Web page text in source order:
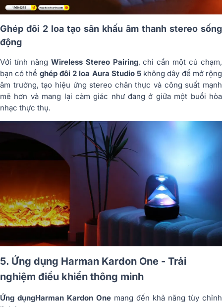
Ghép đôi 2 loa tạo sân khấu âm thanh stereo sống
động
Với tính năng Wireless Stereo Pairing, chỉ cần một cú chạm,
bạn có thể ghép đôi 2 loa Aura Studio 5không dây để mở rộng
âm trường, tạo hiệu ứng stereo chân thực và công suất mạnh
mẽ hơn và mang lại cảm giác như đang ở giữa một buổi hòa
nhạc thực thụ.
5. Ứng dụng Harman Kardon One - Trải
nghiệm điều khiển thông minh
Ứng dụngHarman Kardon One mang đến khả năng tùy chỉnh